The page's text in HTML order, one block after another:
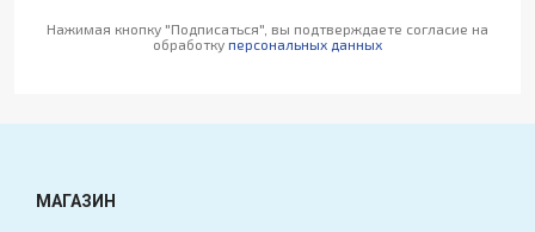
Нажимая кнопку "Подписаться", вы подтверждаете согласие на
обработку персональных данных
МАГАЗИН